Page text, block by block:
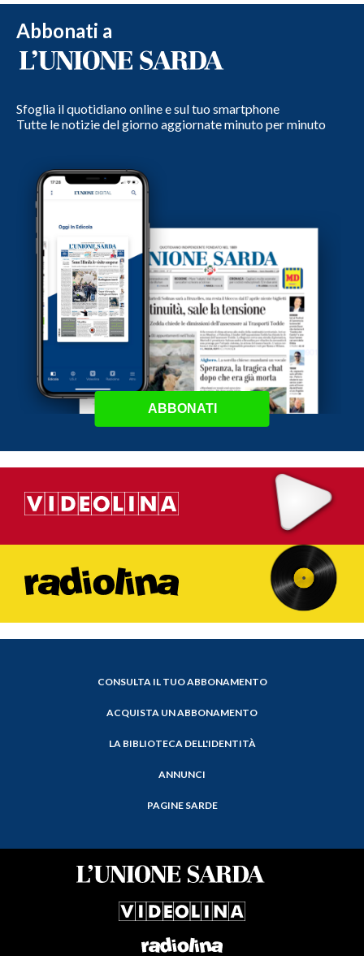
Abbonati a
Sfoglia il quotidiano online e sul tuo smartphone
Tutte le notizie del giorno aggiornate minuto per minuto
ABBONATI
CONSULTA IL TUO ABBONAMENTO
ACQUISTA UN ABBONAMENTO
LA BIBLIOTECA DELL'IDENTITÀ
ANNUNCI
PAGINE SARDE